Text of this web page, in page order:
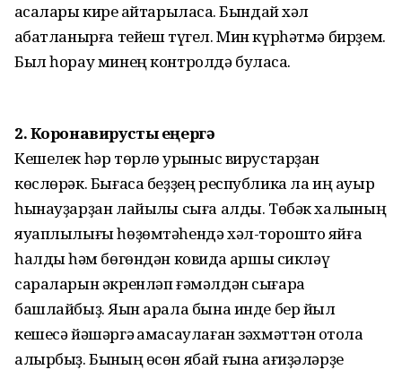
аҡсалары кире ҡайтарыласаҡ. Бындай хәл
ҡабатланырға тейеш түгел. Мин күрһәтмә бирҙем.
Был һорау минең контролдә буласаҡ.
2. Коронавирусты еңергә
Кешелек һәр төрлө ҡурҡыныс вирустарҙан
көслөрәк. Бығаса беҙҙең республика ла иң ауыр
һынауҙарҙан лайыҡлы сыға алды. Төбәк халҡының
яуаплылығы һөҙөмтәһендә хәл-торошто яйға
һалдыҡ һәм бөгөндән ковидҡа ҡаршы сикләү
сараларын әкренләп ғәмәлдән сығара
башлайбыҙ. Яҡын арала бына инде бер йыл
кешесә йәшәргә ҡамасаулаған зәхмәттән ҡотола
алырбыҙ. Бының өсөн ябай ғына ҡағиҙәләрҙе